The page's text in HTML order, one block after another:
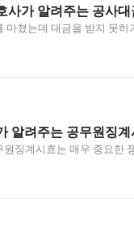
사가 알려주는 공사
마쳤는데 대금을 받지 못
알려주는 공무원징
징계시효는 매우 중요한
정…